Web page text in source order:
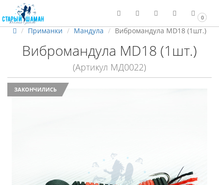
0
Приманки Мандула Вибромандула MD18 (1шт.)
Вибромандула MD18 (1шт.)
(Артикул МД0022)
ЗАКОНЧИЛИСЬ